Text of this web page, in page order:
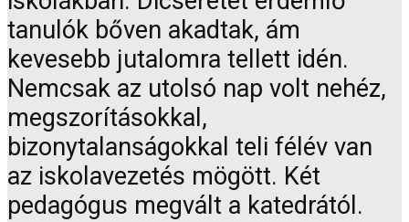
tanulók bőven akadtak, ám
kevesebb jutalomra tellett idén.
Nemcsak az utolsó nap volt nehéz,
megszorításokkal,
bizonytalanságokkal teli félév van
az iskolavezetés mögött. Két
pedagógus megvált a katedrától.